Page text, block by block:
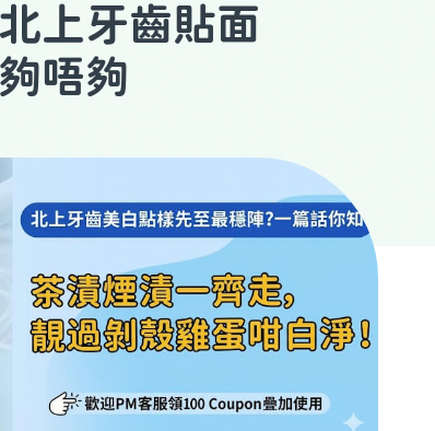
北上牙齒貼面
唔夠